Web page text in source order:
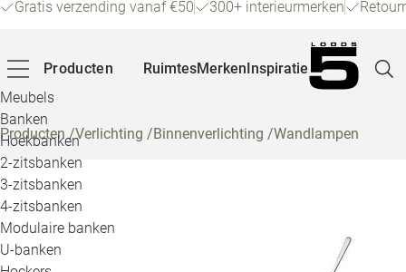
Gratis verzending vanaf €50 300+ interieurmerken
Producten
Meubels
Banken
Hoekbanken
2-zitsbanken
3-zitsbanken
4-zitsbanken
Modulaire banken
U-banken
RuimtesMerkenInspiratie
Producten/Verlichting /Binnenverlichting /Wandlampen